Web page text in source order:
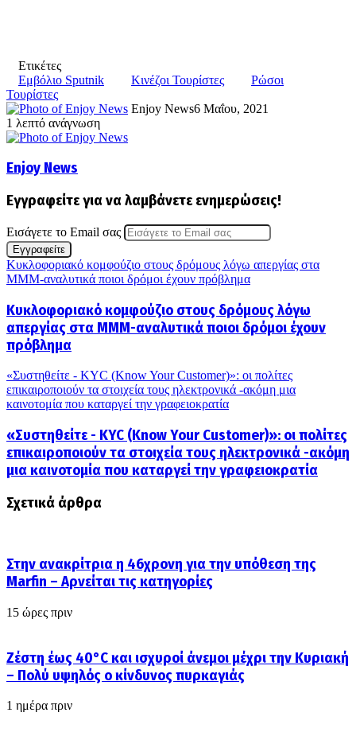
Ετικέτες
Εμβόλιο Sputnik
Κινέζοι Τουρίστες
Ρώσοι
Τουρίστες
Enjoy News6 Μαΐου, 2021
1 λεπτό ανάγνωση
Enjoy News
Εγγραφείτε για να λαμβάνετε ενημερώσεις!
Εισάγετε το Email σας
Κυκλοφοριακό κομφούζιο στους δρόμους λόγω απεργίας στα
ΜΜΜ-αναλυτικά ποιοι δρόμοι έχουν πρόβλημα
Κυκλοφοριακό κομφούζιο στους δρόμους λόγω
απεργίας στα ΜΜΜ-αναλυτικά ποιοι δρόμοι έχουν
πρόβλημα
«Συστηθείτε - KYC (Know Your Customer)»: οι πολίτες
επικαιροποιούν τα στοιχεία τους ηλεκτρονικά -ακόμη μια
καινοτομία που καταργεί την γραφειοκρατία
«Συστηθείτε - KYC (Know Your Customer)»: οι πολίτες
επικαιροποιούν τα στοιχεία τους ηλεκτρονικά -ακόμη
μια καινοτομία που καταργεί την γραφειοκρατία
Σχετικά άρθρα
Στην ανακρίτρια η 46χρονη για την υπόθεση της
Marfin – Αρνείται τις κατηγορίες
15 ώρες πριν
Ζέστη έως 40°C και ισχυροί άνεμοι μέχρι την Κυριακή
– Πολύ υψηλός ο κίνδυνος πυρκαγιάς
1 ημέρα πριν